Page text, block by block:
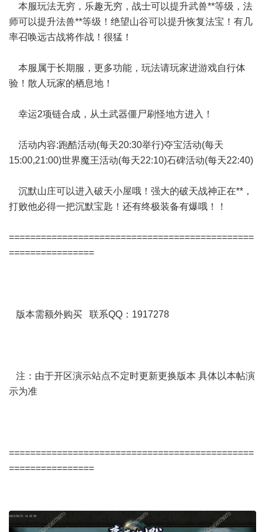
本服玩法无穷，乐趣无穷，战士可以提升武兽**等级，法
师可以提升法兽**等级！绝望山谷可以提升恢复法宝！有几
率召唤远古战将作战！很猛！
本服属于长期服，更多功能，玩法请玩家进游戏自行体
验！散人玩家的栖息地！
幸运2项链合成，从土武器僵尸刷怪地方进入！
活动内容:跑酷活动(每天20:30举行)夺宝活动(每天
15:00,21:00)世界魔王活动(每天22:10)石碑活动(每天22:40)
沉默山庄可以进入破天小屋哦！强大的破天战神正在**，
打败他必得一把沉默宝匙！还有终极装备有爆哦！！
==============================================
================
版本需额外购买 联系QQ：1917278
注：由于开区演示站点不定时更新更换版本 具体以本帖演
示为准
==============================================
================